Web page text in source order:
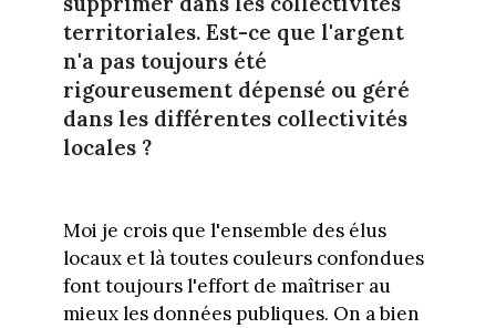
territoriales. Est-ce que l'argent
n'a pas toujours été
rigoureusement dépensé ou géré
dans les différentes collectivités
locales ?
Moi je crois que l'ensemble des élus
locaux et là toutes couleurs confondues
font toujours l'effort de maîtriser au
mieux les données publiques. On a bien